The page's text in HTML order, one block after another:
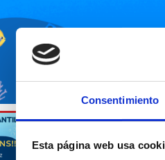
Consentimiento
Esta página web usa